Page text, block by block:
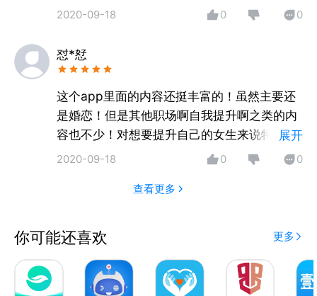
2020-09-18 0 0
怼*恏
这个app里面的内容还挺丰富的！虽然主要还
是婚恋！但是其他职场啊自我提升啊之类的内
容也不少！对想要提升自己的女生来说特别有
用
展开
2020-09-18 0 0
查看更多
你可能还喜欢 更多